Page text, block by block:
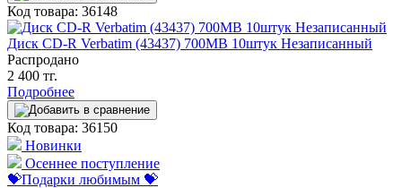
Код товара: 36148
Диск CD-R Verbatim (43437) 700MB 10штук Незаписанный
Распродано
2 400 тг.
Подробнее
Код товара: 36150
Новинки
Осеннее поступление
💝Подарки любимым 💝